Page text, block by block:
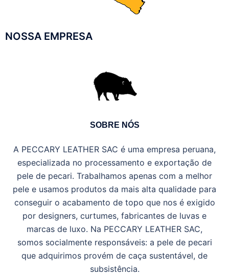
NOSSA EMPRESA
SOBRE NÓS
A PECCARY LEATHER SAC é uma empresa peruana,
especializada no processamento e exportação de
pele de pecari. Trabalhamos apenas com a melhor
pele e usamos produtos da mais alta qualidade para
conseguir o acabamento de topo que nos é exigido
por designers, curtumes, fabricantes de luvas e
marcas de luxo. Na PECCARY LEATHER SAC,
somos socialmente responsáveis: a pele de pecari
que adquirimos provém de caça sustentável, de
subsistência.